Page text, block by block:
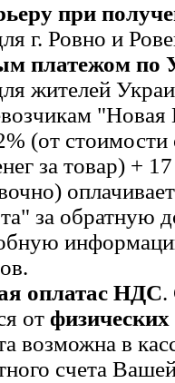
при
г. Ровно и
платежом по
жителей
"Новая
(от стоимости
за товар) +
за обратную
оплатас НДС.
от физических
возможна в
счета